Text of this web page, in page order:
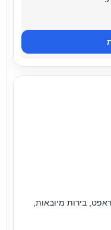
בירות מיובאות,